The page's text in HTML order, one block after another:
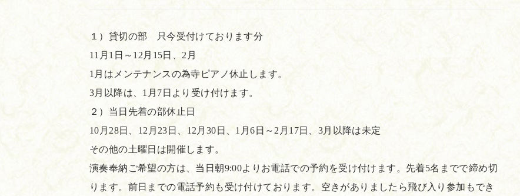
１）貸切の部 只今受付けております分
11月1日～12月15日、2月
1月はメンテナンスの為寺ピアノ休止します。
3月以降は、1月7日より受け付けます。
２）当日先着の部休止日
10月28日、12月23日、12月30日、1月6日～2月17日、3月以降は未定
その他の土曜日は開催します。
演奏奉納ご希望の方は、当日朝9:00よりお電話での予約を受け付けます。先着5名までで締め切
ります。前日までの電話予約も受け付けております。空きがありましたら飛び入り参加もでき